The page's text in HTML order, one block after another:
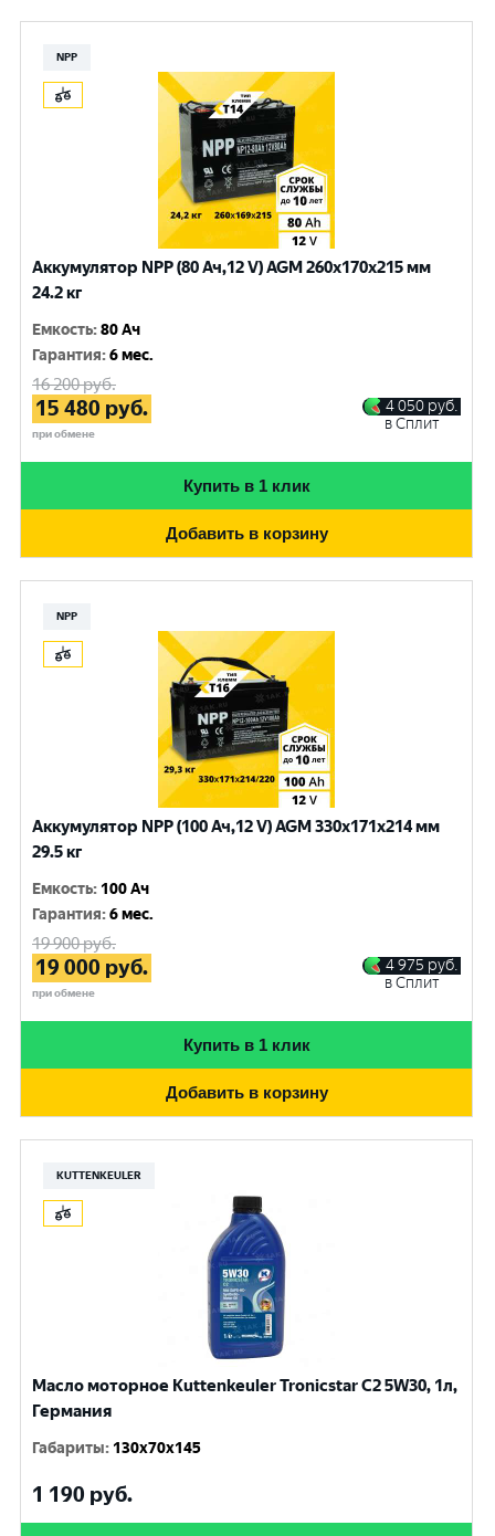
NPP
Аккумулятор NPP (80 Ач,12 V) AGM 260x170x215 мм
24.2 кг
Емкость:80 Ач
Гарантия:6 мес.
16 200руб.
15 480 руб.
при обмене
4 050 руб.
в Сплит
Купить в 1 клик
Добавить в корзину
NPP
Аккумулятор NPP (100 Ач,12 V) AGM 330x171x214 мм
29.5 кг
Емкость: 100 Ач
Гарантия:6 мес.
19 900руб.
19 000 руб.
при обмене
4 975 руб.
в Сплит
Купить в 1 клик
Добавить в корзину
KUTTENKEULER
Масло моторное Kuttenkeuler Tronicstar C2 5W30, 1л,
Германия
Габариты: 130x70x145
1 190 руб.